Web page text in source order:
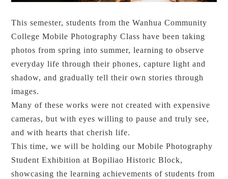
This semester, students from the Wanhua Community
College Mobile Photography Class have been taking
photos from spring into summer, learning to observe
everyday life through their phones, capture light and
shadow, and gradually tell their own stories through
images.
Many of these works were not created with expensive
cameras, but with eyes willing to pause and truly see,
and with hearts that cherish life.
This time, we will be holding our Mobile Photography
Student Exhibition at Bopiliao Historic Block,
showcasing the learning achievements of students from